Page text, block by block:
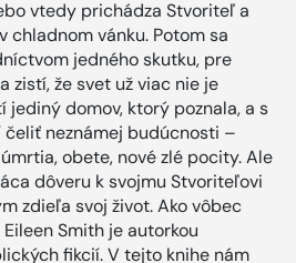
vtedy prichádza Stvoriteľ a
chladnom vánku. Potom sa
jedného skutku, pre
zistí, že svet už viac nie je
jediný domov, ktorý poznala, a s
neznámej budúcnosti –
obete, nové zlé pocity. Ale
dôveru k svojmu Stvoriteľovi
zdieľa svoj život. Ako vôbec
Smith je autorkou
fikcií. V tejto knihe nám